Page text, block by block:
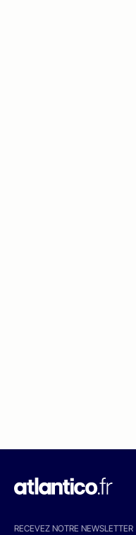
RECEVEZ NOTRE NEWSLETTER